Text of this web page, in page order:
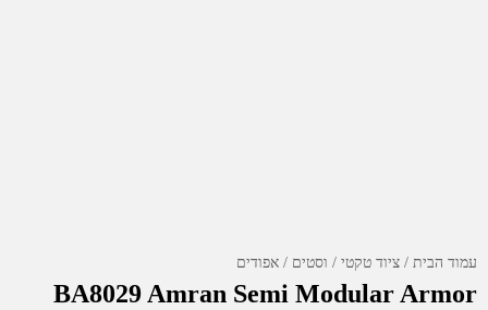
עמוד הבית ציוד טקטי וסטים / אפודים
BA8029 Amran Semi Modular Armor